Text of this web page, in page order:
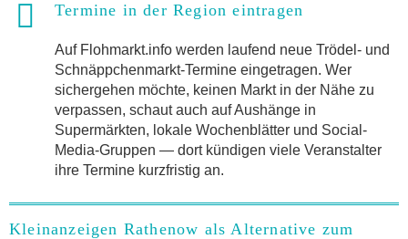
Termine in der Region eintragen
Auf Flohmarkt.info werden laufend neue Trödel- und
Schnäppchenmarkt-Termine eingetragen. Wer
sichergehen möchte, keinen Markt in der Nähe zu
verpassen, schaut auch auf Aushänge in
Supermärkten, lokale Wochenblätter und Social-
Media-Gruppen — dort kündigen viele Veranstalter
ihre Termine kurzfristig an.
Kleinanzeigen Rathenow als Alternative zum